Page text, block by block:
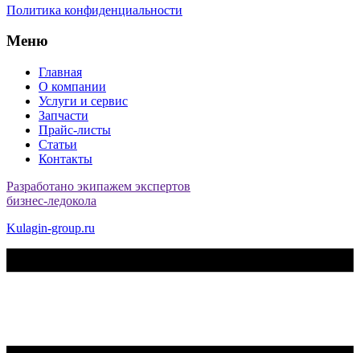
Политика конфиденциальности
Меню
Главная
О компании
Услуги и сервис
Запчасти
Прайс-листы
Статьи
Контакты
Разработано экипажем экспертов
бизнес-ледокола
Kulagin-group.ru